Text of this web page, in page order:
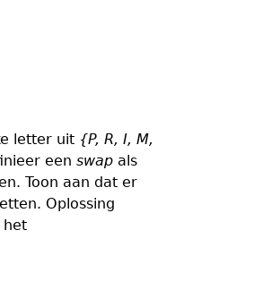
letter uit {P, R, I, M,
een swapals
Toon aan dat er
Oplossing
het